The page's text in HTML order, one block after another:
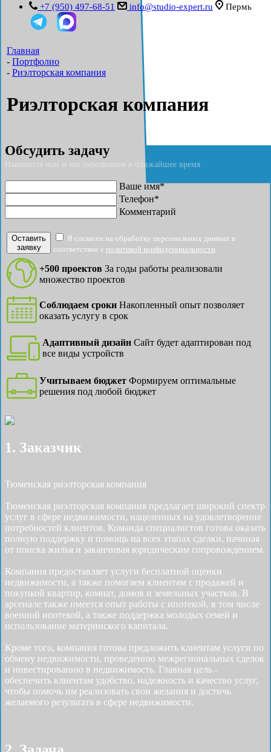
+7 (950) 497-68-51 info@studio-expert.ru Пермь
Главная
- Портфолио
- Риэлторская компания
Риэлторская компания
Обсудить задачу
Напишите нам и мы перезвоним в ближайшее время
Ваше имя*
Телефон*
Комментарий
Оставить
заявку
Я согласен на обработку персональных данных в
соответствие с политикой конфиденциальности
+500 проектов За годы работы реализовали
множество проектов
Соблюдаем сроки Накопленный опыт позволяет
оказать услугу в срок
Адаптивный дизайн Сайт будет адаптирован под
все виды устройств
Учитываем бюджет Формируем оптимальные
решения под любой бюджет
1. Заказчик
Тюменская риэлторская компания
Тюменская риэлторская компания предлагает широкий спектр
услуг в сфере недвижимости, нацеленных на удовлетворение
потребностей клиентов. Команда специалистов готова оказать
полную поддержку и помощь на всех этапах сделки, начиная
от поиска жилья и заканчивая юридическим сопровождением.
Компания предоставляет услуги бесплатной оценки
недвижимости, а также помогаем клиентам с продажей и
покупкой квартир, комнат, домов и земельных участков. В
арсенале также имеется опыт работы с ипотекой, в том числе
военной ипотекой, а также поддержка молодых семей и
использование материнского капитала.
Кроме того, компания готова предложить клиентам услуги по
обмену недвижимости, проведению межрегиональных сделок
и инвестированию в недвижимость. Главная цель -
обеспечить клиентам удобство, надежность и качество услуг,
чтобы помочь им реализовать свои желания и достичь
желаемого результата в сфере недвижимости.